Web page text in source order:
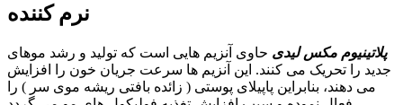
نرم کننده
پلاتینیوم مکس لیدی حاوی آنزیم هایی است که تولید و رشد موهای
جدید را تحریک می کنند. این آنزیم ها سرعت جریان خون را افزایش
می دهند، بنابراین پاپیلای پوستی ( زائده بافتی ریشه موی سر ) را